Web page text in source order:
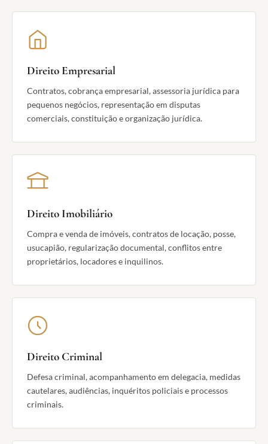
Direito Empresarial
Contratos, cobrança empresarial, assessoria jurídica para
pequenos negócios, representação em disputas
comerciais, constituição e organização jurídica.
Direito Imobiliário
Compra e venda de imóveis, contratos de locação, posse,
usucapião, regularização documental, conflitos entre
proprietários, locadores e inquilinos.
Direito Criminal
Defesa criminal, acompanhamento em delegacia, medidas
cautelares, audiências, inquéritos policiais e processos
criminais.